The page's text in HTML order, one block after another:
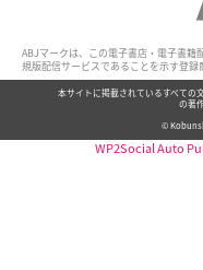
ABJマークは、この電子書店・電子書籍
規版配信サービスであることを示す登録
本サイトに掲載されているすべての
の著
©
WP2Social Auto